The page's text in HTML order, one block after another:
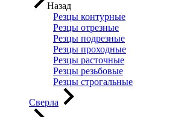
Назад
Резцы контурные
Резцы отрезные
Резцы подрезные
Резцы проходные
Резцы расточные
Резцы резьбовые
Резцы строгальные
Сверла